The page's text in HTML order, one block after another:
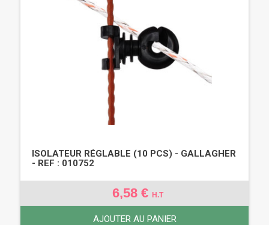
ISOLATEUR RÉGLABLE (10 PCS) - GALLAGHER
- REF : 010752
6,58 € H.T
AJOUTER AU PANIER